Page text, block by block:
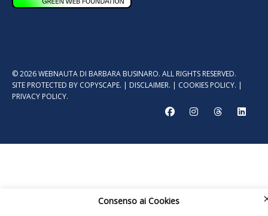
© 2026 WEBNAUTA DI BARBARA BUSINARO. ALL RIGHTS RESERVED.
SITE PROTECTED BY COPYSCAPE. | DISCLAIMER. | COOKIES POLICY. |
PRIVACY POLICY.
Consenso ai Cookies